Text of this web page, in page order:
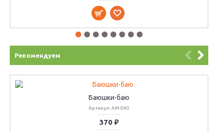
Рекомендуем
Баюшки-баю
Артикул: AM-040
370 ₽